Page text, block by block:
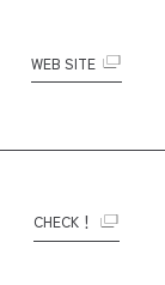
WEB SITE
CHECK！